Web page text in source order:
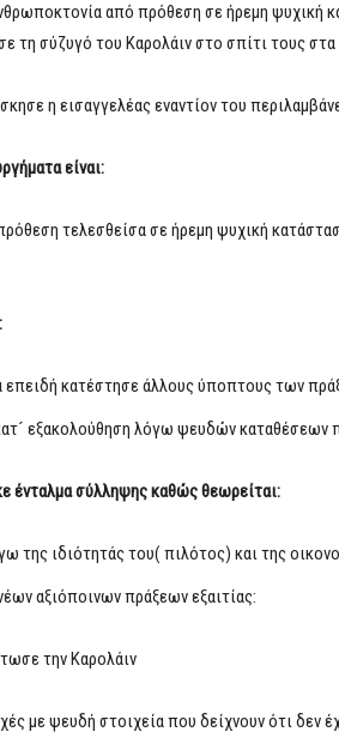
από πρόθεση σε ήρεμη ψυχική
τη σύζυγό του Καρολάιν στο σπίτι τους στα
η εισαγγελέας εναντίον του
είναι:
τελεσθείσα σε ήρεμη ψυχική
επειδή κατέστησε άλλους ύποπτους των
εξακολούθηση λόγω ψευδών καταθέσεων
ένταλμα σύλληψης καθώς θεωρείται:
της ιδιότητάς του( πιλότος) και της
αξιόποινων πράξεων εξαιτίας:
την Καρολάιν
με ψευδή στοιχεία που δείχνουν ότι δεν